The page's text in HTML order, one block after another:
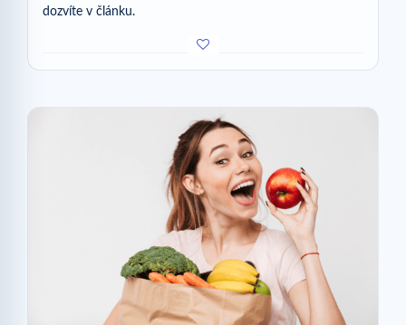
dozvíte v článku.